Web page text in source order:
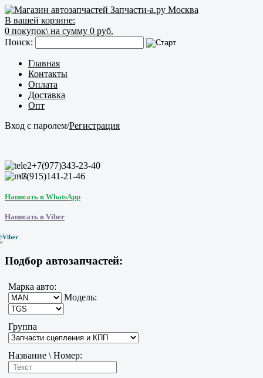
В вашей корзине:
0 покупок\ на сумму 0 руб.
Поиск:
Главная
Контакты
Оплата
Доставка
Опт
Вход с паролем/Регистрация
+7(977)343-23-40
+7(915)141-21-46
Написать в WhatsApp
Написать в Viber
Подбор автозапчастей:
Марка авто:
Модель:
Группа
Название \ Номер: